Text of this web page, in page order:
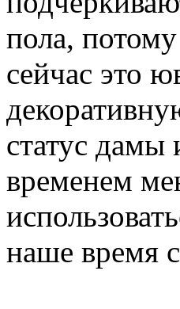
пола,
сейчас это
статус
временем
наше время